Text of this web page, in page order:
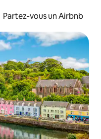
Partez-vous un Airbnb